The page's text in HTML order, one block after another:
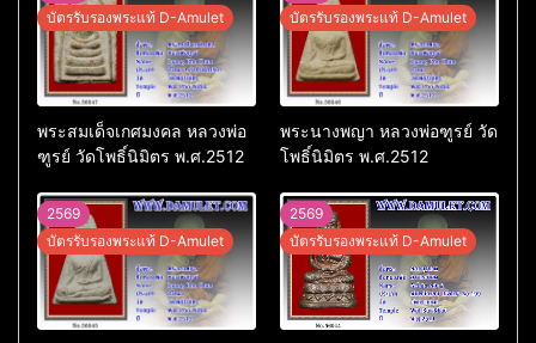
บัตรรับรองพระแท้ D-Amulet
พระสมเด็จเกศมงคล หลวงพ่อ
ฑูรย์ วัดโพธิ์นิมิตร พ.ศ.2512
บัตรรับรองพระแท้ D-Amulet
พระนางพญา หลวงพ่อฑูรย์ วัด
โพธิ์นิมิตร พ.ศ.2512
2569
บัตรรับรองพระแท้ D-Amulet
2569
บัตรรับรองพระแท้ D-Amulet